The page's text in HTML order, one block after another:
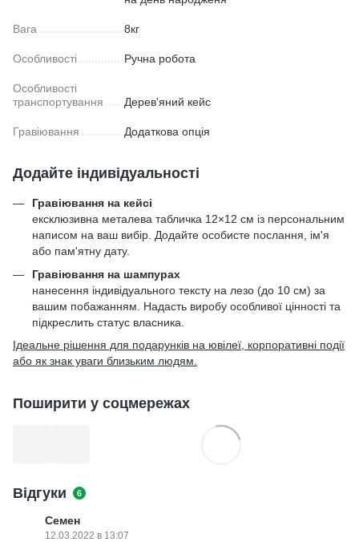
Вага 8кг
Особливості Ручна робота
Особливості
транспортування
Дерев'яний кейс
Гравіювання Додаткова опція
Додайте індивідуальності
Гравіювання на кейсі
ексклюзивна металева табличка 12×12 см із персональним
написом на ваш вибір. Додайте особисте послання, ім'я
або пам'ятну дату.
Гравіювання на шампурах
нанесення індивідуального тексту на лезо (до 10 см) за
вашим побажанням. Надасть виробу особливої цінності та
підкреслить статус власника.
Ідеальне рішення для подарунків на ювілеї, корпоративні події
або як знак уваги близьким людям.
Поширити у соцмережах
Відгуки 6
Семен
12.03.2022 в 13:07